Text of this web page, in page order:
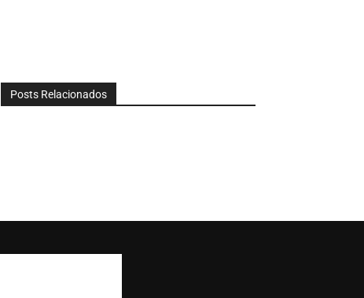
Posts Relacionados